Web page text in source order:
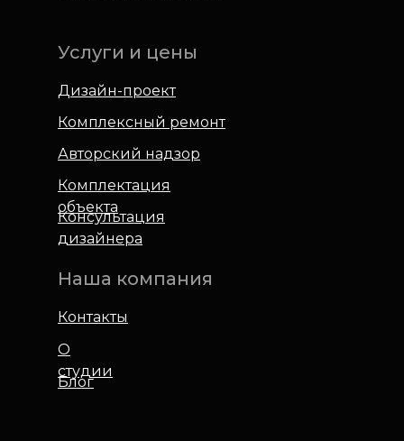
Услуги и цены
Дизайн-проект
Комплексный ремонт
Авторский надзор
Наша компания
Контакты
Комплектация
объекта
О
студии
Консультация
дизайнера
Блог